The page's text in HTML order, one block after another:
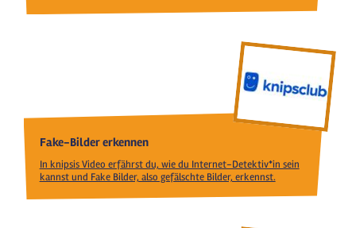
Fake-Bilder erkennen
In knipsis Video erfährst du, wie du Internet-Detektiv*in sein
kannst und Fake Bilder, also gefälschte Bilder, erkennst.